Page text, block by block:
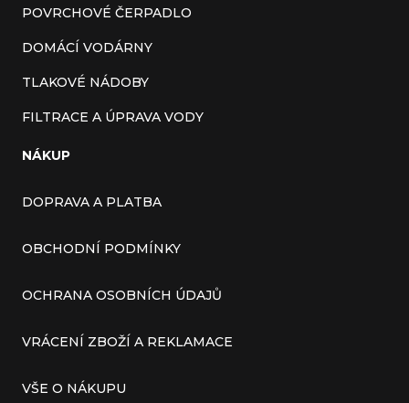
POVRCHOVÉ ČERPADLO
DOMÁCÍ VODÁRNY
TLAKOVÉ NÁDOBY
FILTRACE A ÚPRAVA VODY
NÁKUP
DOPRAVA A PLATBA
OBCHODNÍ PODMÍNKY
OCHRANA OSOBNÍCH ÚDAJŮ
VRÁCENÍ ZBOŽÍ A REKLAMACE
VŠE O NÁKUPU